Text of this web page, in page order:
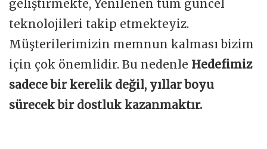
geliştirmekte, Yenilenen tüm güncel
teknolojileri takip etmekteyiz.
Müşterilerimizin memnun kalması bizim
için çok önemlidir. Bu nedenle Hedefimiz
sadece bir kerelik değil, yıllar boyu
sürecek bir dostluk kazanmaktır.